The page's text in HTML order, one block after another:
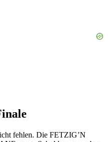
fehlen. Die FETZIG’N